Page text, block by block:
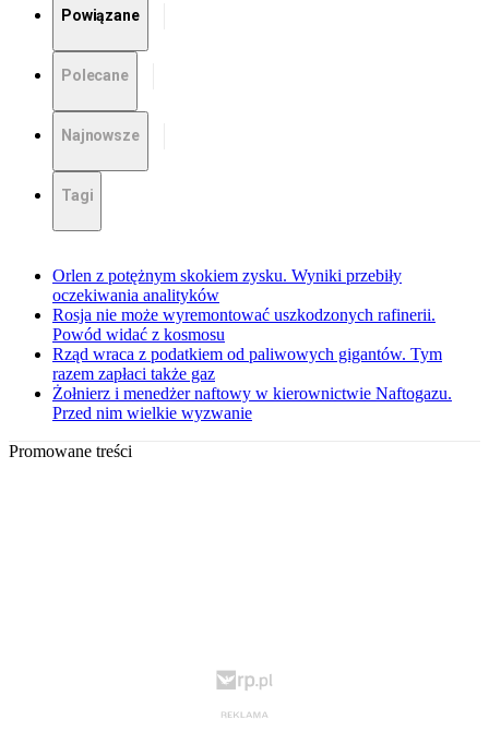
Powiązane
Polecane
Najnowsze
Tagi
Orlen z potężnym skokiem zysku. Wyniki przebiły
oczekiwania analityków
Rosja nie może wyremontować uszkodzonych rafinerii.
Powód widać z kosmosu
Rząd wraca z podatkiem od paliwowych gigantów. Tym
razem zapłaci także gaz
Żołnierz i menedżer naftowy w kierownictwie Naftogazu.
Przed nim wielkie wyzwanie
Promowane treści